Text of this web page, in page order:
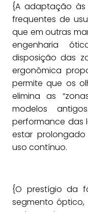
{A adaptação às
frequentes de
que em outras
engenharia
disposição das
ergonômica
permite que os
elimina as
modelos
performance das
estar
uso contínuo.
{O prestígio da
segmento